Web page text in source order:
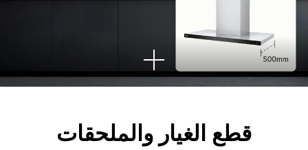
انظر
المز
يد
قطع الغيار والملحقات